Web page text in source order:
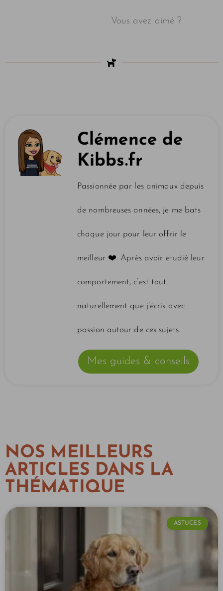
Vous avez aimé ?
Clémence de
Kibbs.fr
Passionnée par les animaux depuis
de nombreuses années, je me bats
chaque jour pour leur offrir le
meilleur ❤️️. Après avoir étudié leur
comportement, c’est tout
naturellement que j’écris avec
passion autour de ces sujets.
Mes guides & conseils
NOS MEILLEURS
ARTICLES DANS LA
THÉMATIQUE
ASTUCES